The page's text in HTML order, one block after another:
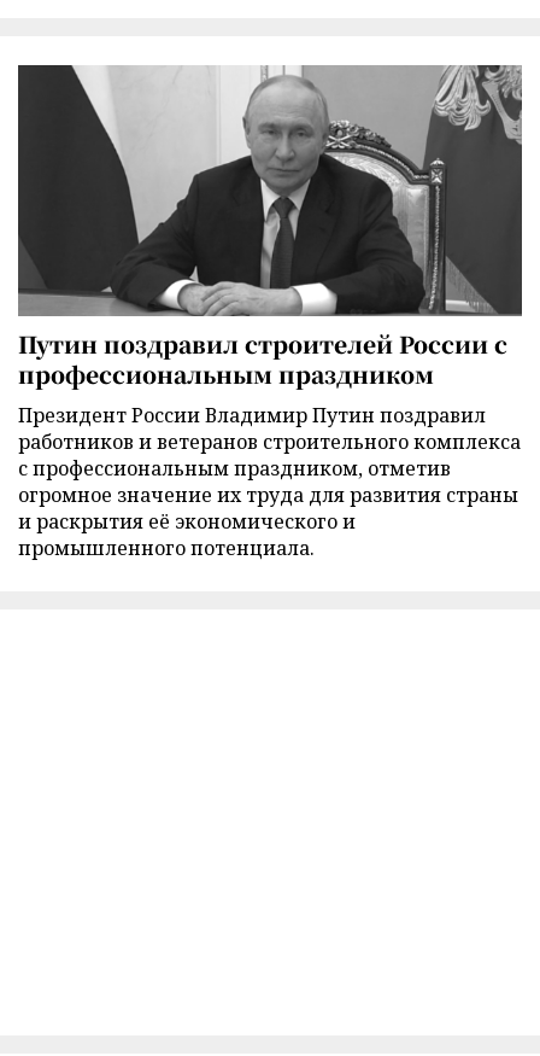
Путин поздравил строителей России с
профессиональным праздником
Президент России Владимир Путин поздравил
работников и ветеранов строительного комплекса
с профессиональным праздником, отметив
огромное значение их труда для развития страны
и раскрытия её экономического и
промышленного потенциала.